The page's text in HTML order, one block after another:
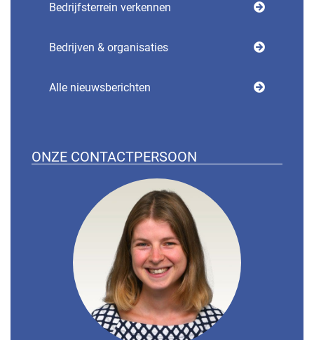
Bedrijfsterrein verkennen
Bedrijven & organisaties
Alle nieuwsberichten
ONZE CONTACTPERSOON